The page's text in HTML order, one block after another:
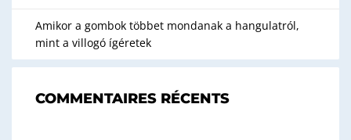
Amikor a gombok többet mondanak a hangulatról,
mint a villogó ígéretek
COMMENTAIRES RÉCENTS